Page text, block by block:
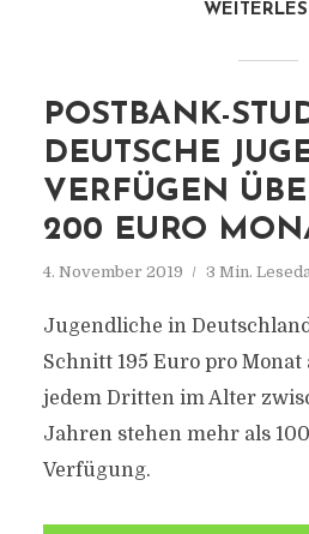
POSTBANK-
DEUTSCHE
VERFÜGEN
200 EURO
4. November 2019 3 Min.
Jugendliche in
Schnitt 195 Euro pro Monat
jedem Dritten im Alter
Jahren stehen mehr als
Verfügung.